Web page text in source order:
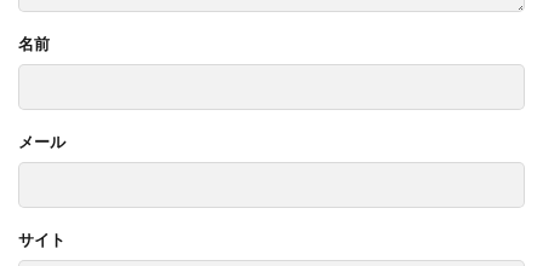
名前
メール
サイト